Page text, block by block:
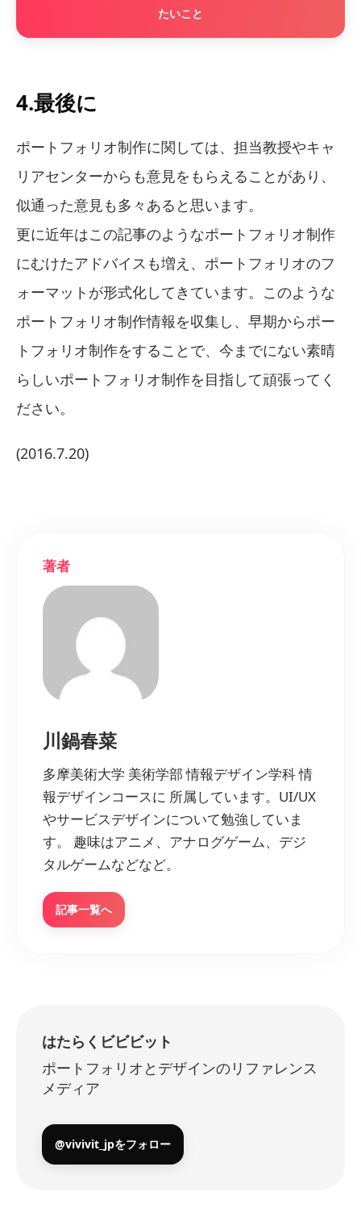
たいこと
4.最後に
ポートフォリオ制作に関しては、担当教授やキャ
リアセンターからも意見をもらえることがあり、
似通った意見も多々あると思います。
更に近年はこの記事のようなポートフォリオ制作
にむけたアドバイスも増え、ポートフォリオのフ
ォーマットが形式化してきています。このような
ポートフォリオ制作情報を収集し、早期からポー
トフォリオ制作をすることで、今までにない素晴
らしいポートフォリオ制作を目指して頑張ってく
ださい。
(2016.7.20)
著者
川鍋春菜
多摩美術大学 美術学部 情報デザイン学科 情
報デザインコースに 所属しています。UI/UX
やサービスデザインについて勉強していま
す。 趣味はアニメ、アナログゲーム、デジ
タルゲームなどなど。
記事一覧へ
はたらくビビビット
ポートフォリオとデザインのリファレンス
メディア
@vivivit_jpをフォロー